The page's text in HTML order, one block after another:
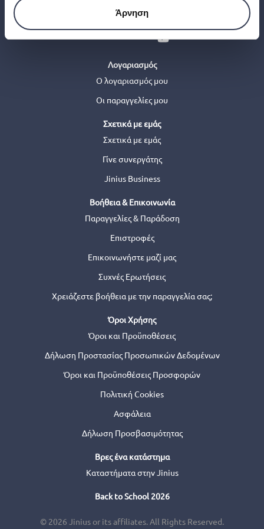
Άρνηση
Λογαριασμός
Ο λογαριασμός μου
Οι παραγγελίες μου
Σχετικά με εμάς
Σχετικά με εμάς
Γίνε συνεργάτης
Jinius Business
Βοήθεια & Επικοινωνία
Παραγγελίες & Παράδοση
Επιστροφές
Επικοινωνήστε μαζί μας
Συχνές Ερωτήσεις
Χρειάζεστε βοήθεια με την παραγγελία σας;
Όροι Χρήσης
Όροι και Προϋποθέσεις
Δήλωση Προστασίας Προσωπικών Δεδομένων
Όροι και Προϋποθέσεις Προσφορών
Πολιτική Cookies
Ασφάλεια
Δήλωση Προσβασιμότητας
Βρες ένα κατάστημα
Καταστήματα στην Jinius
Back to School 2026
© 2026 Jinius or its affiliates. All Rights Reserved.